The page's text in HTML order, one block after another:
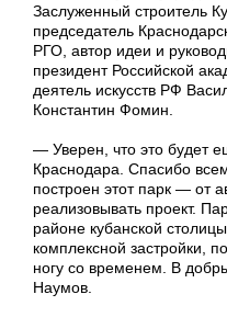
Заслуженный строитель
председатель
РГО, автор идеи и
президент Российской
деятель искусств РФ
Константин Фомин.
— Уверен, что это будет
Краснодара. Спасибо
построен этот парк — от
реализовывать проект.
районе кубанской
комплексной застройки,
ногу со временем. В
Наумов.